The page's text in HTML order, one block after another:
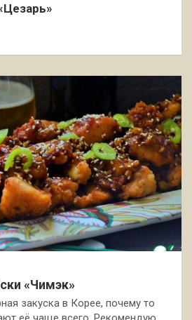
«Чимэк»
закуска в Корее, почему то